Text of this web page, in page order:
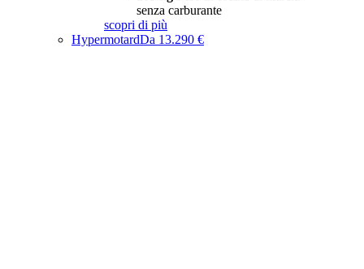
senza carburante
scopri di più
HypermotardDa 13.290 €